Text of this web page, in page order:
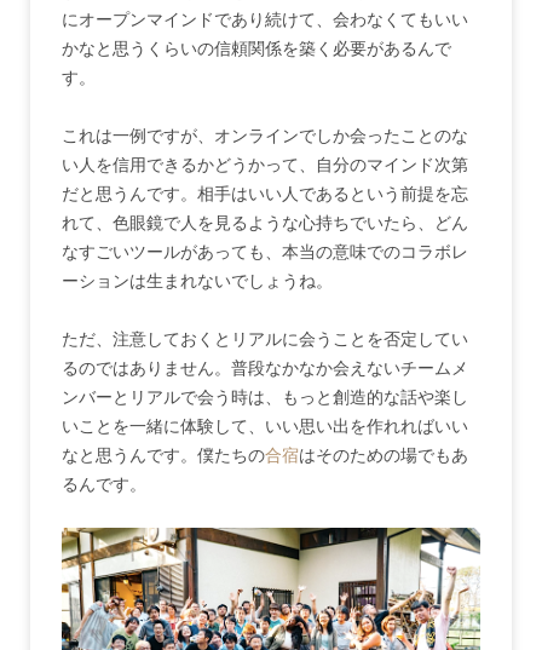
にオープンマインドであり続けて、会わなくてもいい
かなと思うくらいの信頼関係を築く必要があるんで
す。
これは一例ですが、オンラインでしか会ったことのな
い人を信用できるかどうかって、自分のマインド次第
だと思うんです。相手はいい人であるという前提を忘
れて、色眼鏡で人を見るような心持ちでいたら、どん
なすごいツールがあっても、本当の意味でのコラボレ
ーションは生まれないでしょうね。
ただ、注意しておくとリアルに会うことを否定してい
るのではありません。普段なかなか会えないチームメ
ンバーとリアルで会う時は、もっと創造的な話や楽し
いことを一緒に体験して、いい思い出を作れればいい
なと思うんです。僕たちの合宿はそのための場でもあ
るんです。